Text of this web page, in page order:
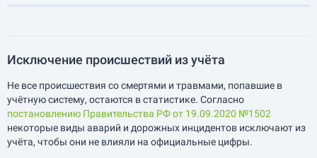
Исключение происшествий из учёта
Не все происшествия со смертями и травмами, попавшие в
учётную систему, остаются в статистике. Согласно
постановлению Правительства РФ от 19.09.2020 №1502
некоторые виды аварий и дорожных инцидентов исключают из
учёта, чтобы они не влияли на официальные цифры.